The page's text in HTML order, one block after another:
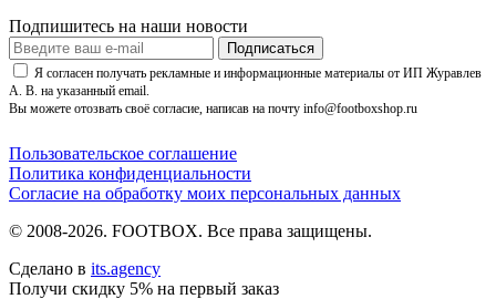
Подпишитесь на наши новости
Подписаться
Я согласен получать рекламные и информационные материалы от ИП Журавлев
А. В. на указанный email.
Вы можете отозвать своё согласие, написав на почту info@footboxshop.ru
Пользовательское соглашение
Политика конфиденциальности
Согласие на обработку моих персональных данных
© 2008-2026. FOOTBOX. Все права защищены.
Сделано в its.agency
Получи скидку 5% на первый заказ